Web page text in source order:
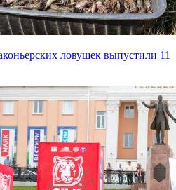
ловушек выпустили 11